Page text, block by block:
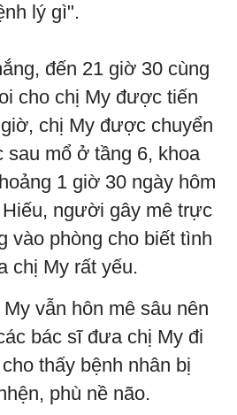
lý gì".
đến 21 giờ 30 cùng
cho chị My được tiến
chị My được chuyển
mổ ở tầng 6, khoa
1 giờ 30 ngày hôm
người gây mê trực
vào phòng cho biết tình
chị My rất yếu.
vẫn hôn mê sâu nên
bác sĩ đưa chị My đi
thấy bệnh nhân bị
phù nề não.